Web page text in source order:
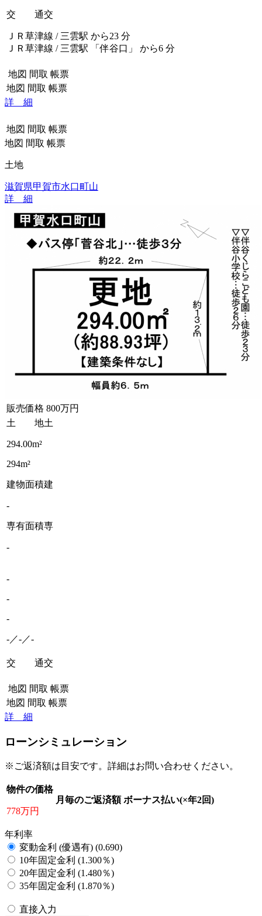
交 通交
ＪＲ草津線 / 三雲駅 から23 分
ＪＲ草津線 / 三雲駅 「伴谷口」 から6 分
地図 間取 帳票
地図 間取 帳票
詳 細
地図 間取 帳票
地図 間取 帳票
土地
滋賀県甲賀市水口町山
詳 細
販売価格 800万円
土 地土
294.00m²
294m²
建物面積建
-
専有面積専
-
-
-
-
-／-／-
交 通交
地図 間取 帳票
地図 間取 帳票
詳 細
ローンシミュレーション
※ご返済額は目安です。詳細はお問い合わせください。
物件の価格
778万円
月毎のご返済額 ボーナス払い(×年2回)
年利率
変動金利 (優遇有) (0.690)
10年固定金利 (1.300％)
20年固定金利 (1.480％)
35年固定金利 (1.870％)
直接入力